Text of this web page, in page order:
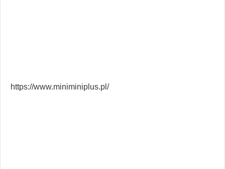
https://www.miniminiplus.pl/